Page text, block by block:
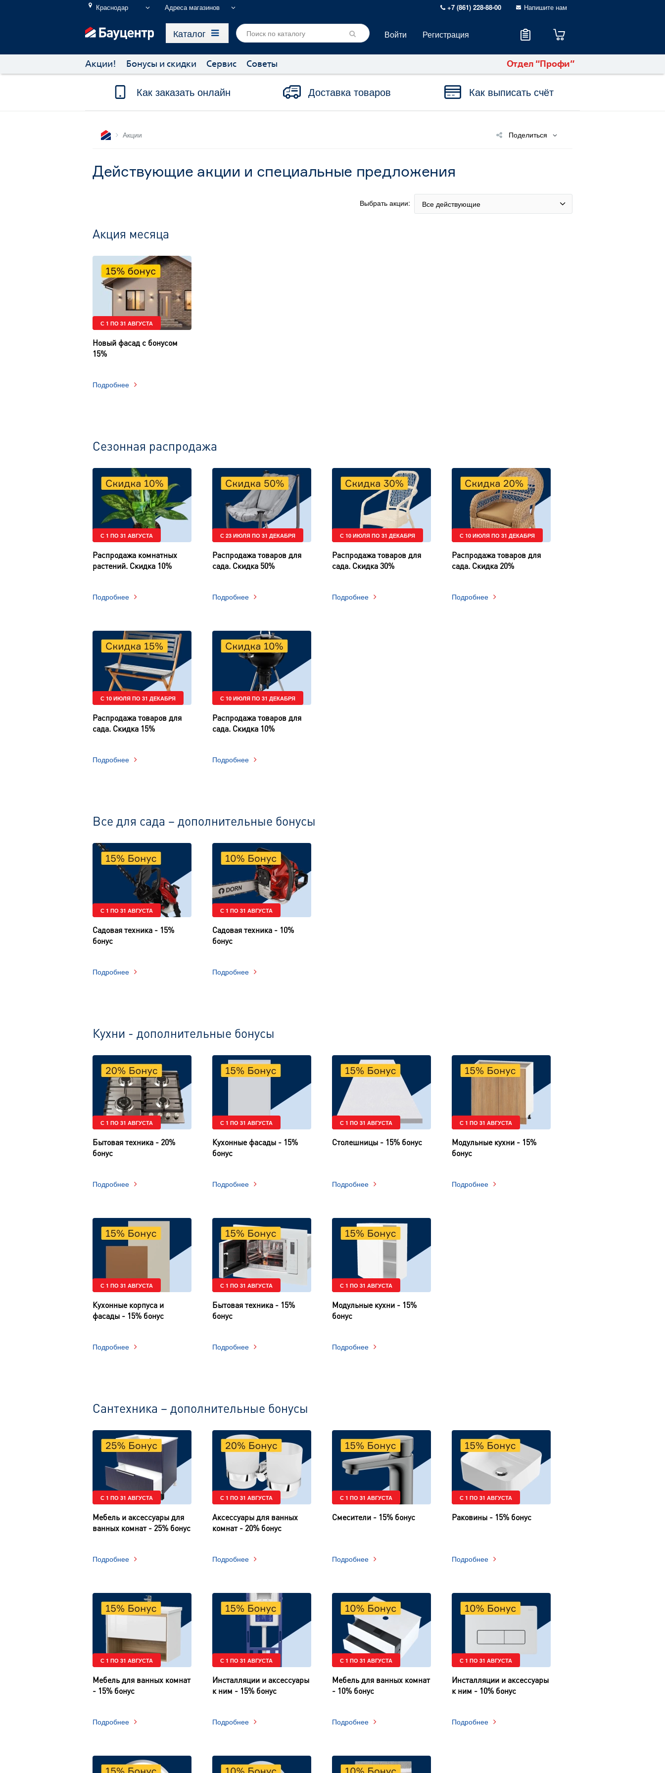
Краснодар Адреса магазинов +7 (861) 228-88-00 Напишите нам
Каталог Войти Регистрация
Акции! Бонусы и скидки Сервис Советы Отдел “Профи”
Как заказать онлайн Доставка товаров Как выписать счёт
Акции Поделиться
Действующие акции и специальные предложения
Выбрать акции: Все действующие
Акция месяца
С 1 ПО 31 АВГУСТА
Новый фасад с бонусом
15%
Подробнее
Сезонная распродажа
С 1 ПО 31 АВГУСТА
Распродажа комнатных
растений. Скидка 10%
Подробнее
С 23 ИЮЛЯ ПО 31 ДЕКАБРЯ
Распродажа товаров для
сада. Скидка 50%
Подробнее
С 10 ИЮЛЯ ПО 31 ДЕКАБРЯ
Распродажа товаров для
сада. Скидка 30%
Подробнее
С 10 ИЮЛЯ ПО 31 ДЕКАБРЯ
Распродажа товаров для
сада. Скидка 20%
Подробнее
С 10 ИЮЛЯ ПО 31 ДЕКАБРЯ
Распродажа товаров для
сада. Скидка 15%
Подробнее
С 10 ИЮЛЯ ПО 31 ДЕКАБРЯ
Распродажа товаров для
сада. Скидка 10%
Подробнее
Все для сада – дополнительные бонусы
С 1 ПО 31 АВГУСТА
Садовая техника - 15%
бонус
Подробнее
С 1 ПО 31 АВГУСТА
Садовая техника - 10%
бонус
Подробнее
Кухни - дополнительные бонусы
С 1 ПО 31 АВГУСТА
Бытовая техника - 20%
бонус
Подробнее
С 1 ПО 31 АВГУСТА
Кухонные фасады - 15%
бонус
Подробнее
С 1 ПО 31 АВГУСТА
Столешницы - 15% бонус
Подробнее
С 1 ПО 31 АВГУСТА
Модульные кухни - 15%
бонус
Подробнее
С 1 ПО 31 АВГУСТА
Кухонные корпуса и
фасады - 15% бонус
Подробнее
С 1 ПО 31 АВГУСТА
Бытовая техника - 15%
бонус
Подробнее
С 1 ПО 31 АВГУСТА
Модульные кухни - 15%
бонус
Подробнее
Сантехника – дополнительные бонусы
С 1 ПО 31 АВГУСТА
Мебель и аксессуары для
ванных комнат - 25% бонус
Подробнее
С 1 ПО 31 АВГУСТА
Аксессуары для ванных
комнат - 20% бонус
Подробнее
С 1 ПО 31 АВГУСТА
Смесители - 15% бонус
Подробнее
С 1 ПО 31 АВГУСТА
Раковины - 15% бонус
Подробнее
С 1 ПО 31 АВГУСТА
Мебель для ванных комнат
- 15% бонус
Подробнее
С 1 ПО 31 АВГУСТА
Инсталляции и аксессуары
к ним - 15% бонус
Подробнее
С 1 ПО 31 АВГУСТА
Мебель для ванных комнат
- 10% бонус
Подробнее
С 1 ПО 31 АВГУСТА
Инсталляции и аксессуары
к ним - 10% бонус
Подробнее